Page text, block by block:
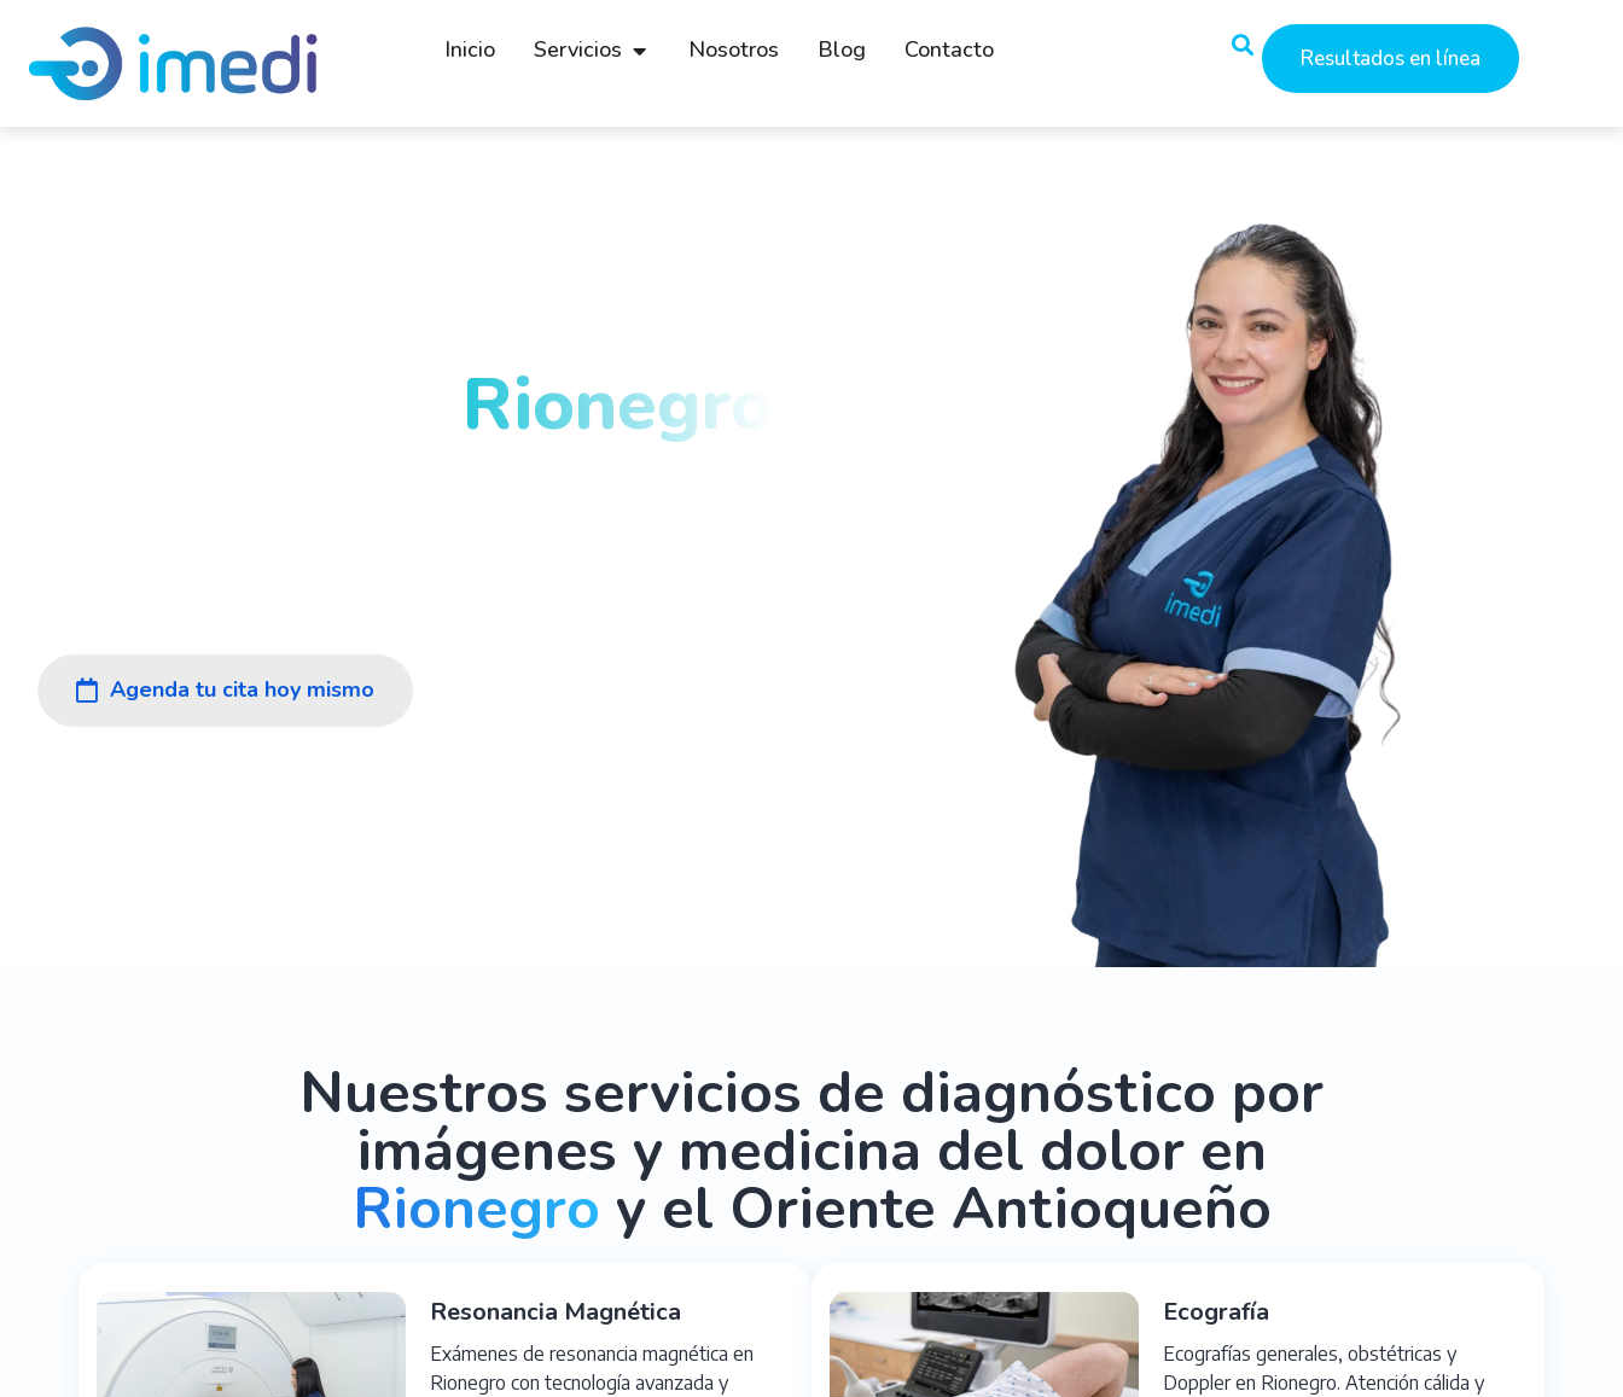
Inicio Servicios Nosotros Blog Contacto Resultados en línea
Rionegro
Oriente Antioqueño
Agenda tu cita hoy mismo
Nuestros servicios de diagnóstico por
imágenes y medicina del dolor en
Rionegro y el Oriente Antioqueño
Resonancia Magnética
Exámenes de resonancia magnética en
Rionegro con tecnología avanzada y
Ecografía
Ecografías generales, obstétricas y
Doppler en Rionegro. Atención cálida y